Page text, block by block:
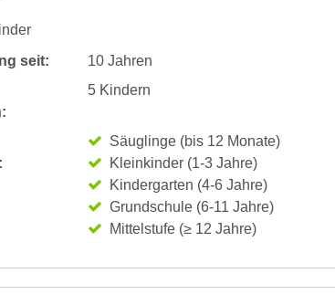
seit:
10 Jahren
5 Kindern
Säuglinge (bis 12 Monate)
Kleinkinder (1-3 Jahre)
Kindergarten (4-6 Jahre)
Grundschule (6-11 Jahre)
Mittelstufe (≥ 12 Jahre)